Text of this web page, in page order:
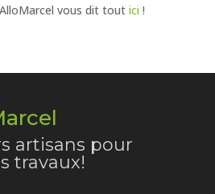
vous dit tout ici !
artisans pour
travaux!